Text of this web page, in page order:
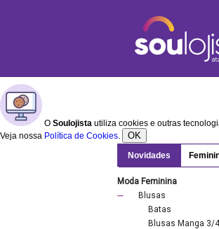
O Soulojista utiliza cookies e outras
Veja nossa Política de Cookies. OK
Novidades
Moda Feminina
Blusas
Batas
Blusas Manga 3/4